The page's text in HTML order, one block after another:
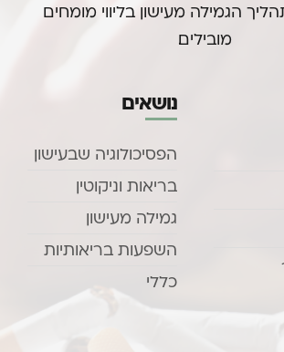
הגמילה מעישון בליווי מומחים
מובילים.
נושאים
הפסיכולוגיה שבעישון
בריאות וניקוטין
גמילה מעישון
השפעות בריאותיות
כללי